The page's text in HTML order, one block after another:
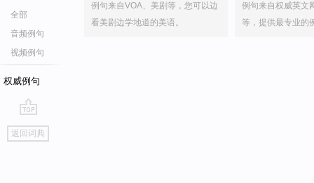
全部
音频例句
视频例句
权威例句
go
top
返回词典
例句来自VOA、美剧等，您可以边
看美剧边学地道的美语。
例句来自权威英文
等，提供最专业的